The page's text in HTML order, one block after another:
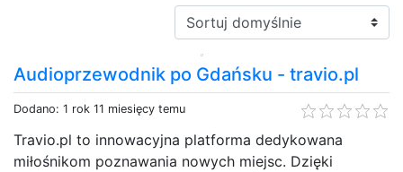
Sortuj:
Audioprzewodnik po Gdańsku - travio.pl
Dodano: 1 rok 11 miesięcy temu
Travio.pl to innowacyjna platforma dedykowana
miłośnikom poznawania nowych miejsc. Dzięki